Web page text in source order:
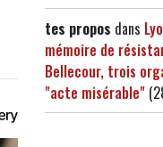
tes propos dans
mémoire de
Bellecour, trois
"acte misérable"